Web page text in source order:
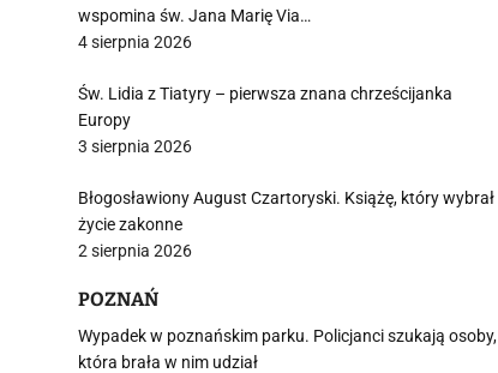
wspomina św. Jana Marię Via…
4 sierpnia 2026
Św. Lidia z Tiatyry – pierwsza znana chrześcijanka
Europy
3 sierpnia 2026
Błogosławiony August Czartoryski. Książę, który wybrał
życie zakonne
2 sierpnia 2026
POZNAŃ
Wypadek w poznańskim parku. Policjanci szukają osoby,
która brała w nim udział